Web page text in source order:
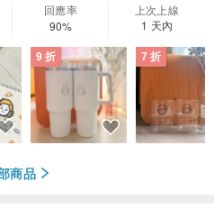
回應率
90%
上次上線
1 天內
9 折 7 折
商品